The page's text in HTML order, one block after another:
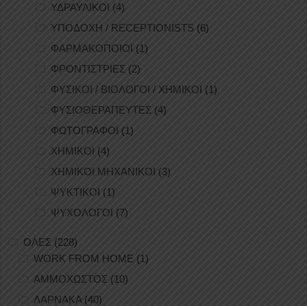
ΥΔΡΑΥΛΙΚΟΙ (4)
ΥΠΟΔΟΧΗ / RECEPTIONISTS (6)
ΦΑΡΜΑΚΟΠΟΙΟΙ (1)
ΦΡΟΝΤΙΣΤΡΙΕΣ (2)
ΦΥΣΙΚΟΙ / ΒΙΟΛΟΓΟΙ / ΧΗΜΙΚΟΙ (1)
ΦΥΣΙΟΘΕΡΑΠΕΥΤΕΣ (4)
ΦΩΤΟΓΡΑΦΟΙ (1)
ΧΗΜΙΚΟΙ (4)
ΧΗΜΙΚΟΙ ΜΗΧΑΝΙΚΟΙ (3)
ΨΥΚΤΙΚΟΙ (1)
ΨΥΧΟΛΟΓΟΙ (7)
ΟΛΕΣ (228)
WORK FROM HOME (1)
ΑΜΜΟΧΩΣΤΟΣ (10)
ΛΑΡΝΑΚΑ (40)